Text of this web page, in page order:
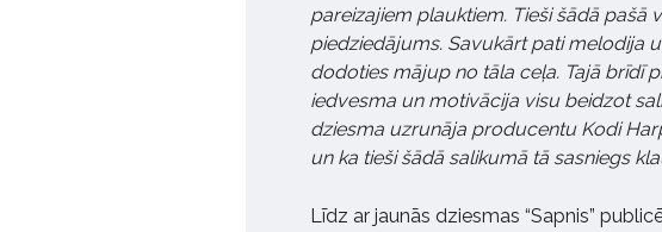
pareizajiem plauktiem. Tieši šādā pašā
piedziedājums. Savukārt pati melodija
dodoties mājup no tāla ceļa. Tajā brīdī
iedvesma un motivācija visu beidzot
dziesma uzrunāja producentu Kodi
un ka tieši šādā salikumā tā sasniegs
Līdz ar jaunās dziesmas “Sapnis”